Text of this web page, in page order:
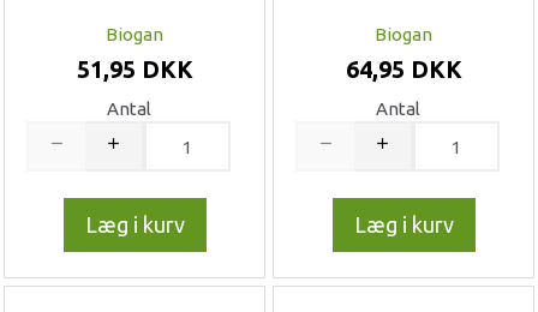
Biogan
51,95 DKK
Antal
Læg i kurv
Biogan
64,95 DKK
Antal
Læg i kurv